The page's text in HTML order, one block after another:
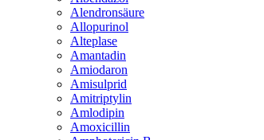
Alendronsäure
Allopurinol
Alteplase
Amantadin
Amiodaron
Amisulprid
Amitriptylin
Amlodipin
Amoxicillin